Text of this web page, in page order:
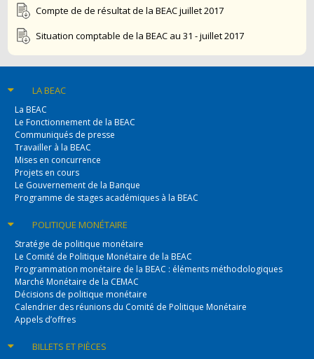
Compte de de résultat de la BEAC juillet 2017
Situation comptable de la BEAC au 31 - juillet 2017
LA BEAC
La BEAC
Le Fonctionnement de la BEAC
Communiqués de presse
Travailler à la BEAC
Mises en concurrence
Projets en cours
Le Gouvernement de la Banque
Programme de stages académiques à la BEAC
POLITIQUEMONÉTAIRE
Stratégie de politique monétaire
Le Comité de Politique Monétaire de la BEAC
Programmation monétaire de la BEAC : éléments méthodologiques
Marché Monétaire de la CEMAC
Décisions de politique monétaire
Calendrier des réunions du Comité de Politique Monétaire
Appels d’offres
BILLETSET PIÈCES